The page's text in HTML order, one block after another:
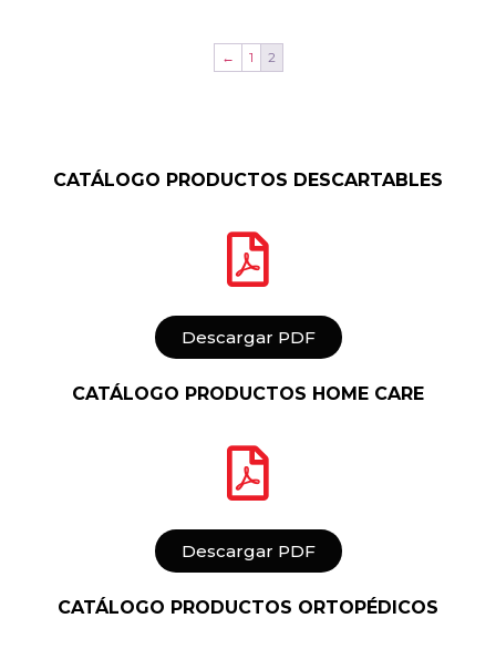
← 1 2
CATÁLOGO PRODUCTOS DESCARTABLES
Descargar PDF
CATÁLOGO PRODUCTOS HOME CARE
Descargar PDF
CATÁLOGO PRODUCTOS ORTOPÉDICOS